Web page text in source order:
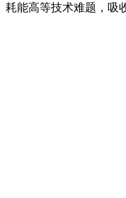
能高等技术难题，